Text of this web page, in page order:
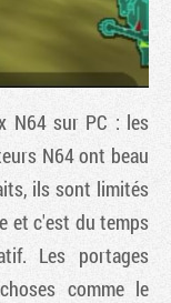
N64 sur PC : les
N64 ont beau
ils sont limités
et c'est du temps
Les portages
comme le